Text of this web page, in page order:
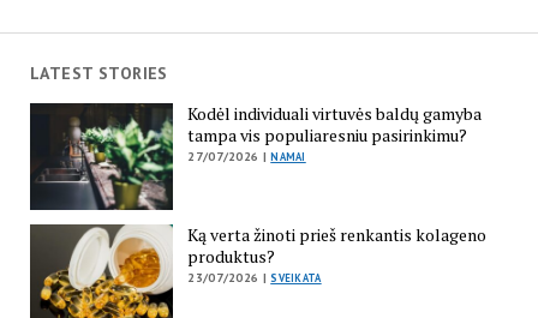
LATEST STORIES
Kodėl individuali virtuvės baldų gamyba
tampa vis populiaresniu pasirinkimu?
27/07/2026 |NAMAI
Ką verta žinoti prieš renkantis kolageno
produktus?
23/07/2026 |SVEIKATA